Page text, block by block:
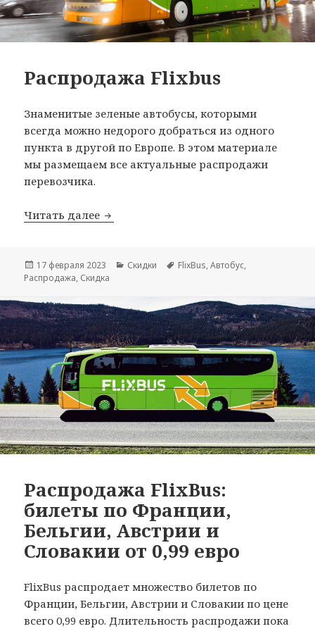
Распродажа Flixbus
Знаменитые зеленые автобусы, которыми
всегда можно недорого добраться из одного
пункта в другой по Европе. В этом материале
мы размещаем все актуальные распродажи
перевозчика.
Читать далее Распродажа Flixbus
Опубликовано
17 февраля 2023 Рубрики
Скидки Метки
FlixBus,Автобус,
Распродажа, Скидка
Распродажа FlixBus:
билеты по Франции,
Бельгии, Австрии и
Словакии от 0,99 евро
FlixBus распродает множество билетов по
Франции, Бельгии, Австрии и Словакии по цене
всего 0,99 евро. Длительность распродажи пока